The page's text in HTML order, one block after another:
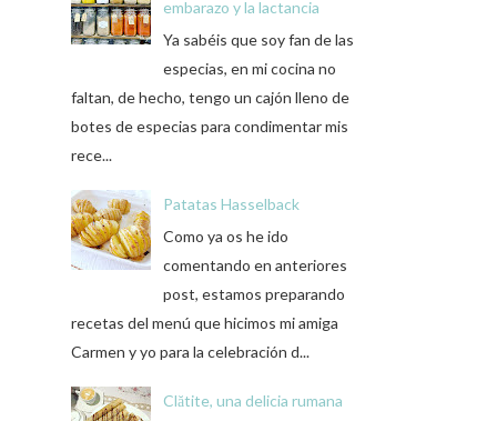
embarazo y la lactancia
Ya sabéis que soy fan de las
especias, en mi cocina no
faltan, de hecho, tengo un cajón lleno de
botes de especias para condimentar mis
rece...
Patatas Hasselback
Como ya os he ido
comentando en anteriores
post, estamos preparando
recetas del menú que hicimos mi amiga
Carmen y yo para la celebración d...
Clătite, una delicia rumana